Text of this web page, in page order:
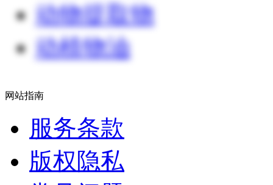
动物提取物
动植物油
网站指南
服务条款
版权隐私